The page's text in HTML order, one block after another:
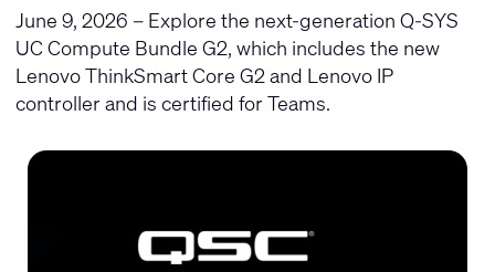
June 9, 2026 – Explore the next-generation Q-SYS
UC Compute Bundle G2, which includes the new
Lenovo ThinkSmart Core G2 and Lenovo IP
controller and is certified for Teams.